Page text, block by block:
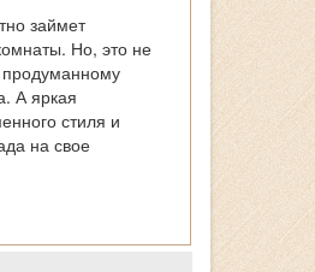
займет
Но, это не
А яркая
стиля и
на свое